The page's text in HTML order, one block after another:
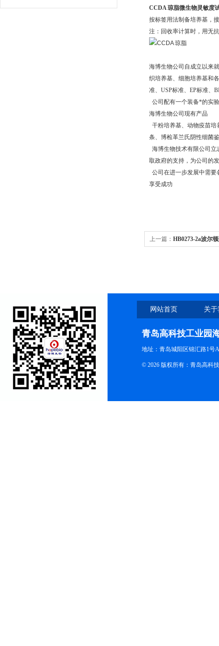
CCDA 琼脂微生物灵敏度
按标签用法制备培养基，
注：回收率计算时，用无
海博生物公司自成立以来
织培养基、细胞培养基和
准、USP标准、EP标准、
公司配有一个装备*的实
海博生物公司现有产品
干粉培养基、动物疫苗
条、博检革兰氏阴性细菌
海博生物技术有限公司
取政府的支持，为公司的
公司在进一步发展中需
享受成功
上一篇： HB0273-2a波尔
网站首页 关
青岛高科技工业园
地址：青岛城阳区锦汇路1号
© 2026 版权所有：青岛高科